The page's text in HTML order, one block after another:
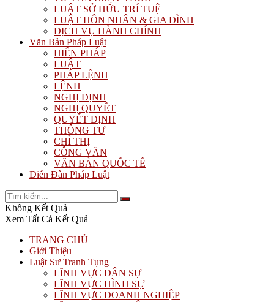
LUẬT SỞ HỮU TRÍ TUỆ
LUẬT HÔN NHÂN & GIA ĐÌNH
DỊCH VỤ HÀNH CHÍNH
Văn Bản Pháp Luật
HIẾN PHÁP
LUẬT
PHÁP LỆNH
LỆNH
NGHỊ ĐỊNH
NGHỊ QUYẾT
QUYẾT ĐỊNH
THÔNG TƯ
CHỈ THỊ
CÔNG VĂN
VĂN BẢN QUỐC TẾ
Diễn Đàn Pháp Luật
Không Kết Quả
Xem Tất Cả Kết Quả
TRANG CHỦ
Giới Thiệu
Luật Sư Tranh Tụng
LĨNH VỰC DÂN SỰ
LĨNH VỰC HÌNH SỰ
LĨNH VỰC DOANH NGHIỆP